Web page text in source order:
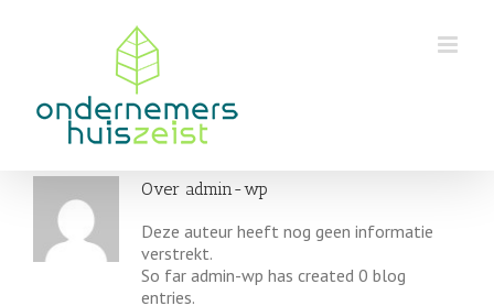
Over admin-wp
Deze auteur heeft nog geen informatie
verstrekt.
So far admin-wp has created 0 blog
entries.